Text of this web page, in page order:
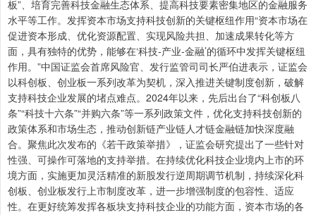
板”、培育完善科技金融生态体系、提高科技要素密集地区的金融服务
水平等工作。发挥资本市场支持科技创新的关键枢纽作用“资本市场在
促进资本形成、优化资源配置、实现风险共担、加速成果转化等方
面，具有独特的优势，能够在‘科技-产业-金融’的循环中发挥关键枢纽
作用。”中国证监会首席风险官、发行监管司司长严伯进表示，证监会
以科创板、创业板一系列改革为契机，深入推进关键制度创新，破解
支持科技企业发展的堵点难点。2024年以来，先后出台了“科创板八
条”“科技十六条”“并购六条”等一系列政策文件，优化支持科技创新的
政策体系和市场生态，推动创新链产业链人才链金融链加快深度融
合。聚焦此次发布的《若干政策举措》，证监会研究提出了一些针对
性强、可操作可落地的支持举措。在持续优化科技企业境内上市的环
境方面，实施更加灵活精准的新股发行逆周期调节机制，持续深化科
创板、创业板发行上市制度改革，进一步增强制度的包容性、适应
性。在更好统筹发挥各板块支持科技企业的功能方面，资本市场的各